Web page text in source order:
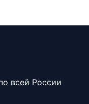
всей России